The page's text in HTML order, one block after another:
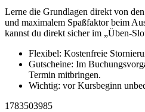
Lerne die Grundlagen direkt von
und maximalem Spaßfaktor beim
kannst du direkt sicher im „Üben-
Flexibel: Kostenfreie
Gutscheine: Im
Termin mitbringen.
Wichtig: vor Kursbeginn
1783503985